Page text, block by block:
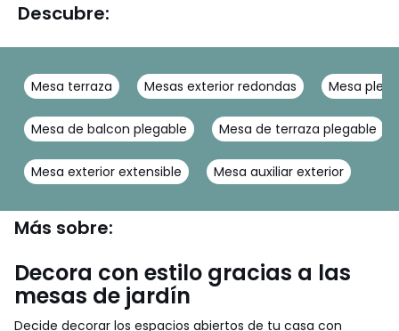
Descubre:
Mesa terraza Mesas exterior redondas Mesa
Mesa de balcon plegable Mesa de terraza plegable
Mesa exterior extensible Mesa auxiliar exterior
Más sobre:
Decora con estilo gracias a las
mesas de jardín
Decide decorar los espacios abiertos de tu casa con